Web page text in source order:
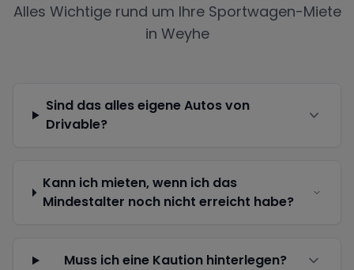
Alles Wichtige rund um Ihre Sportwagen-Miete
in Weyhe
Sind das alles eigene Autos von
Drivable?
Kann ich mieten, wenn ich das
Mindestalter noch nicht erreicht habe?
Muss ich eine Kaution hinterlegen?